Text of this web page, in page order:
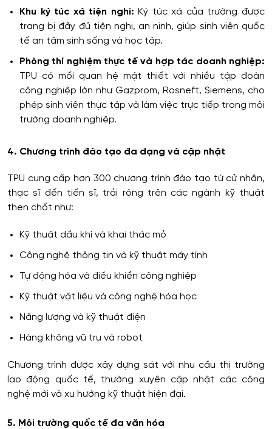
Khu ký túc xá tiện nghi: Ký túc xá của trường được
trang bị đầy đủ tiện nghi, an ninh, giúp sinh viên quốc
tế an tâm sinh sống và học tập.
Phòng thí nghiệm thực tế và hợp tác doanh nghiệp:
TPU có mối quan hệ mật thiết với nhiều tập đoàn
công nghiệp lớn như Gazprom, Rosneft, Siemens, cho
phép sinh viên thực tập và làm việc trực tiếp trong môi
trường doanh nghiệp.
4. Chương trình đào tạo đa dạng và cập nhật
TPU cung cấp hơn 300 chương trình đào tạo từ cử nhân,
thạc sĩ đến tiến sĩ, trải rộng trên các ngành kỹ thuật
then chốt như:
Kỹ thuật dầu khí và khai thác mỏ
Công nghệ thông tin và kỹ thuật máy tính
Tự động hóa và điều khiển công nghiệp
Kỹ thuật vật liệu và công nghệ hóa học
Năng lượng và kỹ thuật điện
Hàng không vũ trụ và robot
Chương trình được xây dựng sát với nhu cầu thị trường
lao động quốc tế, thường xuyên cập nhật các công
nghệ mới và xu hướng kỹ thuật hiện đại.
5. Môi trường quốc tế đa văn hóa